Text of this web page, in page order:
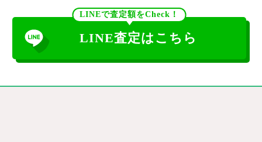
LINEで査定額をCheck！
LINE査定はこちら